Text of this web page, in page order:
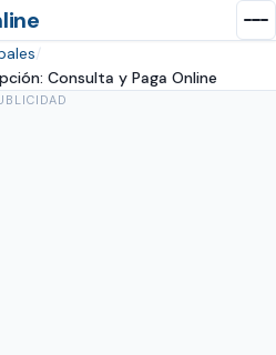
Consulta y Paga Online